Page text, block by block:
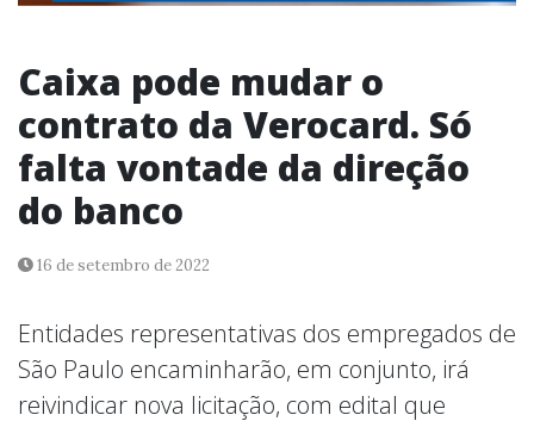
Caixa pode mudar o
contrato da Verocard. Só
falta vontade da direção
do banco
16 de setembro de 2022
Entidades representativas dos empregados de
São Paulo encaminharão, em conjunto, irá
reivindicar nova licitação, com edital que